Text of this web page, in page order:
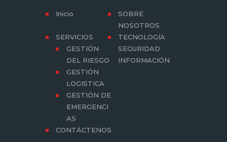
Inicio
SOBRE
NOSOTROS
SERVICIOS
GESTIÓN
DEL RIESGO
GESTIÓN
LOGISTICA
GESTIÓN DE
EMERGENCI
AS
TECNOLOGÍA
SEGURIDAD
INFORMACIÓN
CONTÁCTENOS